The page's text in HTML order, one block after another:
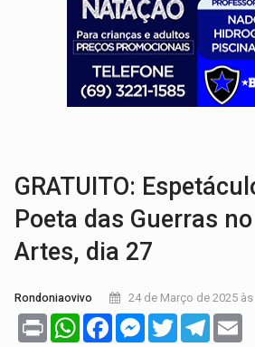
PREVISÃO:Interior de
INFRAESTRUTURA:Após
A ILHA:Coreografia de Rondônia
GRATUITO:
Poeta das Guerras
Artes, dia 27
Rondoniaovivo 24 de Março de 2025 às
Print WhatsAppFacebookMessenger
Twitter